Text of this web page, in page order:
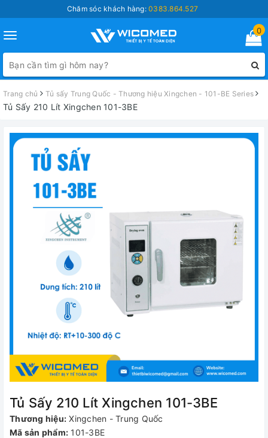
Chăm sóc khách hàng:0383.864.527
Toggle
navigation
0
Trang chủ Tủ sấy Trung Quốc - Thương hiệu Xingchen - 101-BE Series
Tủ Sấy 210 Lít Xingchen 101-3BE
Tủ Sấy 210 Lít Xingchen 101-3BE
Thương hiệu: Xingchen - Trung Quốc
Mã sản phẩm: 101-3BE